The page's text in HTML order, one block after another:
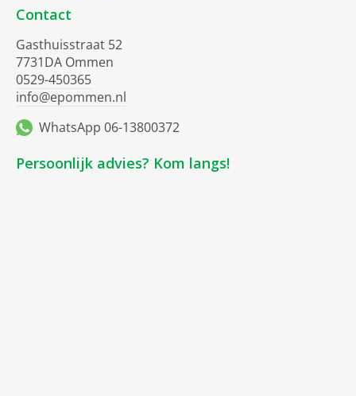
Contact
Gasthuisstraat 52
7731DA Ommen
0529-450365
info@epommen.nl
WhatsApp 06-13800372
Persoonlijk advies? Kom langs!